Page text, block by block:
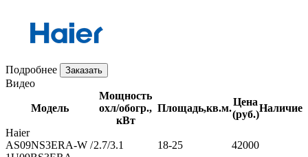
Подробнее Заказать
Видео
Модель
Мощность
охл/обогр.,
кВт
Площадь,кв.м.
Цена
(руб.)
Наличие
Haier
AS09NS3ERA-W /2.7/3.1 18-25 42000